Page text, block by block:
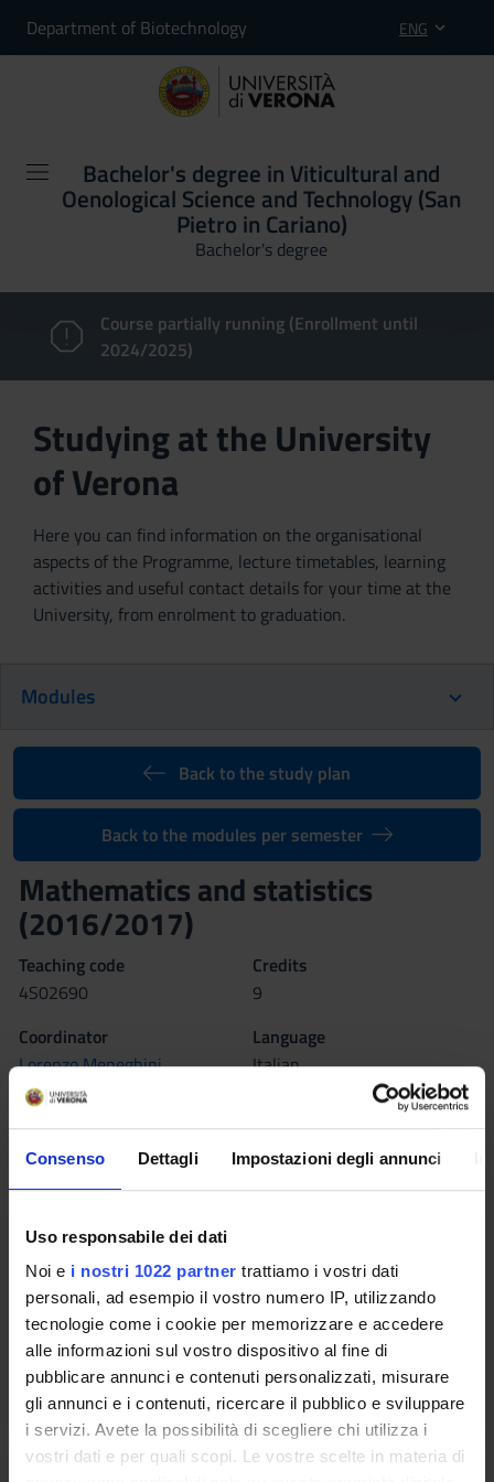
Consenso Dettagli Impostazioni degli annunci
Uso responsabile dei dati
Noi e i nostri 1022 partner trattiamo i vostri dati
personali, ad esempio il vostro numero IP, utilizzando
tecnologie come i cookie per memorizzare e accedere
alle informazioni sul vostro dispositivo al fine di
pubblicare annunci e contenuti personalizzati, misurare
gli annunci e i contenuti, ricercare il pubblico e sviluppare
i servizi. Avete la possibilità di scegliere chi utilizza i
vostri dati e per quali scopi. Le vostre scelte in materia di
Department of Biotechnology ENG
Bachelor's degree in Viticultural and
Oenological Science and Technology (San
Pietro in Cariano)
Bachelor's degree
Course partially running (Enrollment until
2024/2025)
Studying at the University
of Verona
Here you can find information on the organisational
aspects of the Programme, lecture timetables, learning
activities and useful contact details for your time at the
University, from enrolment to graduation.
Modules
Back to the study plan
Back to the modules per semester
Mathematics and statistics
(2016/2017)
Teaching code
4S02690
Credits
9
Coordinator
Lorenzo Meneghini
Language
Italian
Moodle Seminars 0
The teaching is organized as follows:
MATEMATICA
Credits
6
Period
I sem.
Academic staff
Lorenzo Meneghini